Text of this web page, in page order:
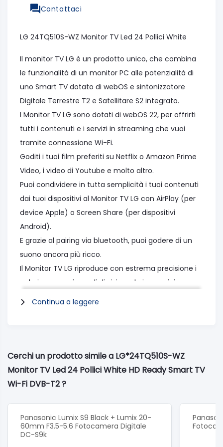
Contattaci
LG 24TQ510S-WZ Monitor TV Led 24 Pollici White
Il monitor TV LG è un prodotto unico, che combina
le funzionalità di un monitor PC alle potenzialità di
uno Smart TV dotato di webOS e sintonizzatore
Digitale Terrestre T2 e Satellitare S2 integrato.
I Monitor TV LG sono dotati di webOS 22, per offrirti
tutti i contenuti e i servizi in streaming che vuoi
tramite connessione Wi-Fi.
Goditi i tuoi film preferiti su Netflix o Amazon Prime
Video, i video di Youtube e molto altro.
Puoi condividere in tutta semplicità i tuoi contenuti
dai tuoi dispositivi al Monitor TV LG con AirPlay (per
device Apple) o Screen Share (per dispositivi
Android).
E grazie al pairing via bluetooth, puoi godere di un
suono ancora più ricco.
Il Monitor TV LG riproduce con estrema precisione i
colori con ampi angoli di visione: le immagini sono
nitide e prive di distorsione, per una visione ottimale
perderti nemmeno un fotogramma, anche in caso
di scene particolarmente scure.
Goditi film o giochi con un suono realistico e
Grazie agli speaker stereo integrati 10W (5W + 5W),
non avrai bisogno di aggiungere altri casse al
Monitor TV.
Continua a leggere
Cerchi un prodotto simile a LG*24TQ510S-WZ
Monitor TV Led 24 Pollici White HD Ready Smart TV
Wi-Fi DVB-T2 ?
Panasonic Lumix S9 Black + Lumix 20-
60mm F3.5-5.6 Fotocamera Digitale
DC-S9k